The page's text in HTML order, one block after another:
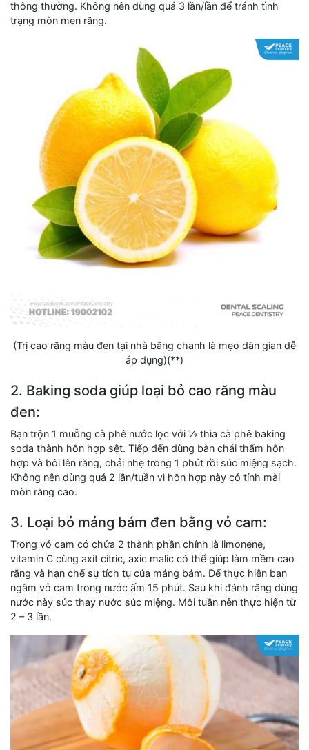
thông thường. Không nên dùng quá 3 lần/lần để tránh tình
trạng mòn men răng.
(Trị cao răng màu đen tại nhà bằng chanh là mẹo dân gian dễ
áp dụng)(**)
2. Baking soda giúp loại bỏ cao răng màu
đen:
Bạn trộn 1 muỗng cà phê nước lọc với ½ thìa cà phê baking
soda thành hỗn hợp sệt. Tiếp đến dùng bàn chải thấm hỗn
hợp và bôi lên răng, chải nhẹ trong 1 phút rồi súc miệng sạch.
Không nên dùng quá 2 lần/tuần vì hỗn hợp này có tính mài
mòn răng cao.
3. Loại bỏ mảng bám đen bằng vỏ cam:
Trong vỏ cam có chứa 2 thành phần chính là limonene,
vitamin C cùng axit citric, axic malic có thể giúp làm mềm cao
răng và hạn chế sự tích tụ của mảng bám. Để thực hiện bạn
ngâm vỏ cam trong nước ấm 15 phút. Sau khi đánh răng dùng
nước này súc thay nước súc miệng. Mỗi tuần nên thực hiện từ
2 – 3 lần.